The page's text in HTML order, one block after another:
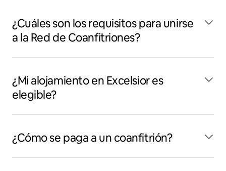
¿Cuáles son los requisitos para unirse
a la Red de Coanfitriones?
¿Mi alojamiento en Excelsior es
elegible?
¿Cómo se paga a un coanfitrión?